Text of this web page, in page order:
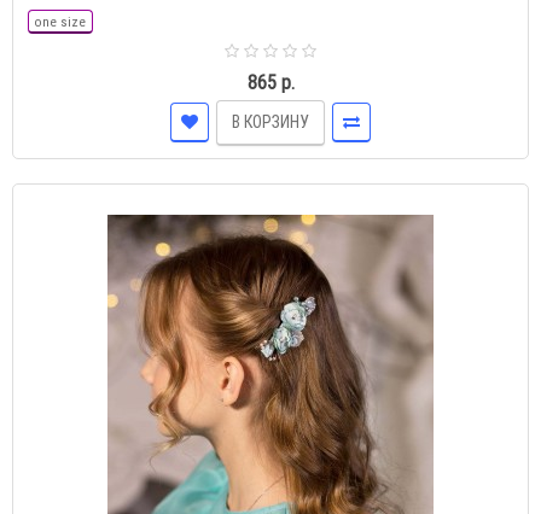
one size
865 р.
В КОРЗИНУ